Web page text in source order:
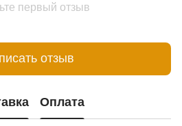
первый отзыв
отзыв
Оплата